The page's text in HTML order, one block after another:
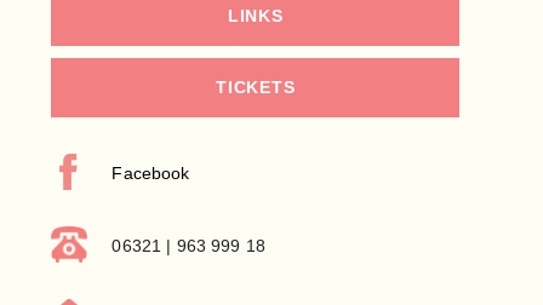
LINKS
TICKETS
Facebook
06321 | 963 999 18